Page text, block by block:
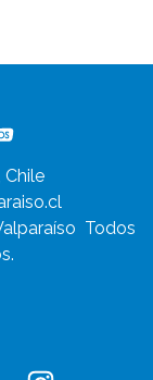
Chile
Todos